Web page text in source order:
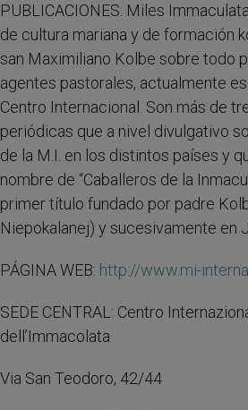
PUBLICACIONES: Miles
de cultura mariana y de formación
san Maximiliano Kolbe sobre todo
agentes pastorales, actualmente
Centro Internacional. Son más de
periódicas que a nivel divulgativo
de la M.I. en los distintos países y
nombre de “Caballeros de la
primer título fundado por padre
Niepokalanej) y sucesivamente en
PÁGINA WEB: http://www.mi-
SEDE CENTRAL: Centro
dell’Immacolata
Via San Teodoro, 42/44